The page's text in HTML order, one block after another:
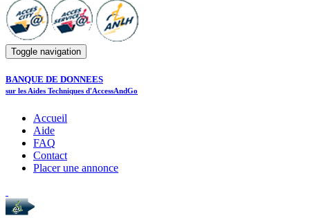
Toggle navigation
BANQUE DE DONNEES
sur les Aides Techniques d'AccessAndGo
Accueil
Aide
FAQ
Contact
Placer une annonce